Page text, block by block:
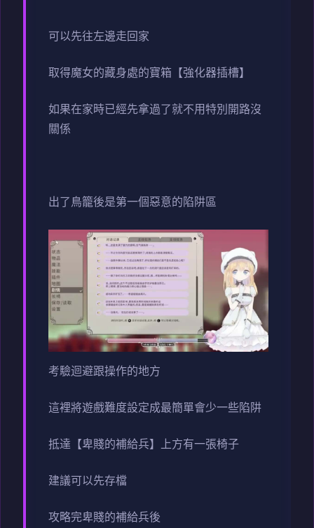
可以先往左邊走回家
取得魔女的藏身處的寶箱【強化器插槽】
如果在家時已經先拿過了就不用特別開路沒
關係
出了鳥籠後是第一個惡意的陷阱區
考驗迴避跟操作的地方
這裡將遊戲難度設定成最簡單會少一些陷阱
抵達【卑賤的補給兵】上方有一張椅子
建議可以先存檔
攻略完卑賤的補給兵後